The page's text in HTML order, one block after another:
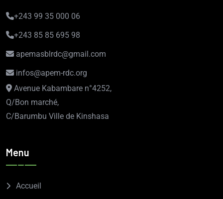
+243 99 35 000 06
+243 85 85 695 98
apemasblrdc@gmail.com
infos@apem-rdc.org
Avenue Kabambare n°4252,
Q/Bon marché,
C/Barumbu Ville de Kinshasa
Menu
Accueil